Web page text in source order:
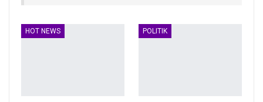
HOT NEWS POLITIK